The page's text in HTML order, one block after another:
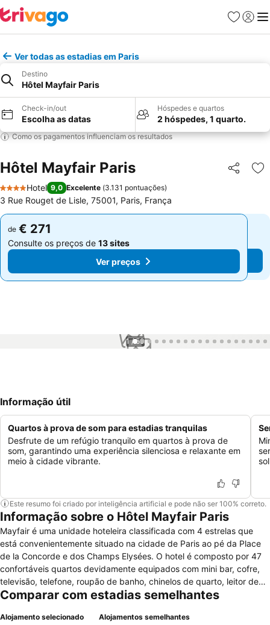
Favoritos
Iniciar
Ver todas as estadias em Paris
Destino
Hôtel Mayfair Paris
Check-in/out
Escolha as datas
Hóspedes e quartos
2 hóspedes, 1 quarto.
Como os pagamentos influenciam os resultados
Hôtel Mayfair Paris Partilhar
4 Estrelas
Hotel 9,0 Excelente (3.131 pontuações)
3 Rue Rouget de Lisle, 75001, Paris, França
de € 271
Consulte os preços de 13 sites
Ver preços
de € 271
Consulte os preços de 13 sites
Ver preços
1 / 50
Informação útil
Quartos à prova de som para estadias tranquilas
Desfrute de um refúgio tranquilo em quartos à prova de
som, garantindo uma experiência silenciosa e relaxante em
meio à cidade vibrante.
Este resumo foi criado por inteligência artificial e pode não ser 100% correto.
Informação sobre o Hôtel Mayfair Paris
Mayfair é uma unidade hoteleira classificada com 4 estrelas que
está convenientemente situado na cidade de Paris ao pé da Place
de la Concorde e dos Champs Elysées. O hotel é composto por 47
confortáveis quartos devidamente equipados com mini bar, cofre,
televisão, telefone, roupão de banho, chinelos de quarto, leitor de
cd, serviços de despertar, ar condicionado, casa de banho com
aquecimento, tv satélite, internet e mesa de escritório. No seu
Comparar com estadias semelhantes
Alojamento selecionado Alojamentos semelhantes